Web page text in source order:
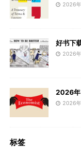
2026
好书下
2026
2026年
2026
标签